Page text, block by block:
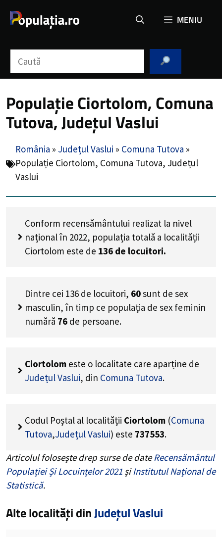
MENIU
Populație Ciortolom, Comuna
Tutova, Județul Vaslui
România » Județul Vaslui » Comuna Tutova »
Populație Ciortolom, Comuna Tutova, Județul
Vaslui
Conform recensământului realizat la nivel
național în 2022, populația totală a localității
Ciortolom este de 136 de locuitori.
Dintre cei 136 de locuitori, 60sunt de sex
masculin, în timp ce populația de sex feminin
numără 76 de persoane.
Ciortolom este o localitate care aparține de
Județul Vaslui, din Comuna Tutova.
Codul Poștal al localității Ciortolom (Comuna
Tutova,Județul Vaslui) este 737553.
Articolul folosește drep surse de dateRecensământul
Populației Și Locuințelor 2021 șiInstitutul Național de
Statistică.
Alte localități dinJudețul Vaslui